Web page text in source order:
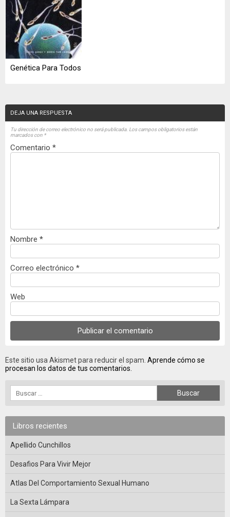
Genética Para Todos
DEJA UNA RESPUESTA
Tu dirección de correo electrónico no será publicada. Los campos obligatorios están
marcados con *
Comentario *
Nombre *
Correo electrónico *
Web
Este sitio usa Akismet para reducir el spam. Aprende cómo se
procesan los datos de tus comentarios.
Libros recientes
Apellido Cunchillos
Desafios Para Vivir Mejor
Atlas Del Comportamiento Sexual Humano
La Sexta Lámpara